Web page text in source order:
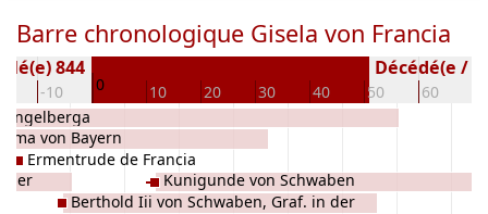
Barre chronologique Gisela von Francia
-10 0 10 20 30 40 50 60
Né(e) 844 Décédé(e /
der
von Bayern
Engelberga
Friaul
Ermentrude de Francia
Berthold Iii von Schwaben, Graf. in der
Kunigunde von Schwaben